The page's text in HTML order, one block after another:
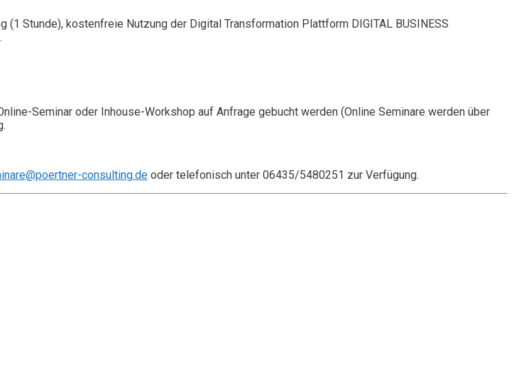
Stunde), kostenfreie Nutzung der Digital Transformation Plattform DIGITAL BUSINESS
Seminar oder Inhouse-Workshop auf Anfrage gebucht werden (Online Seminare werden über
consulting.de oder telefonisch unter 06435/5480251 zur Verfügung.